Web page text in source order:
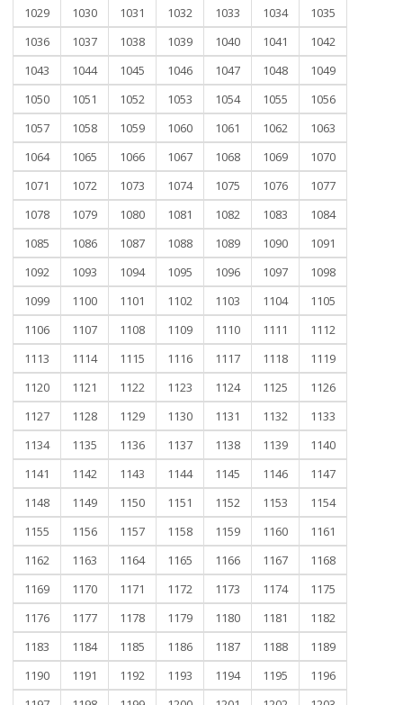
1029 1030 1031 1032 1033 1034
1035
1036
1037 1038 1039 1040 1041
1042
1043
1044 1045 1046 1047 1048
1049
1050
1051 1052 1053 1054 1055
1056
1057
1058 1059 1060 1061 1062
1063
1064
1065 1066 1067 1068 1069
1070
1071
1072 1073 1074 1075 1076
1077
1078
1079 1080 1081 1082 1083
1084
1085
1086 1087 1088 1089 1090
1091
1092
1093 1094 1095 1096 1097
1098
1099
1100 1101 1102 1103 1104
1105
1106
1107 1108 1109 1110 1111
1112
1113
1114 1115 1116 1117 1118
1119
1120
1121 1122 1123 1124 1125
1126
1127
1128 1129 1130 1131 1132
1133
1134
1135 1136 1137 1138 1139
1140
1141
1142 1143 1144 1145 1146
1147
1148
1149 1150 1151 1152 1153
1154
1155
1156 1157 1158 1159 1160
1161
1162
1163 1164 1165 1166 1167
1168
1169
1170 1171 1172 1173 1174
1175
1176
1177 1178 1179 1180 1181
1182
1183
1184 1185 1186 1187 1188
1189
1190
1191 1192 1193 1194 1195
1196